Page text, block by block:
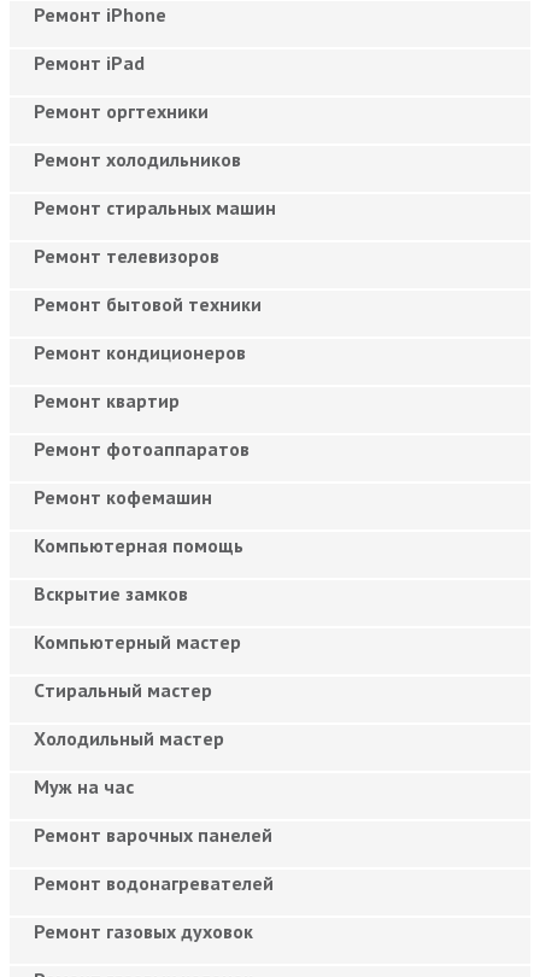
Ремонт iPhone
Ремонт iPad
Ремонт оргтехники
Ремонт холодильников
Ремонт стиральных машин
Ремонт телевизоров
Ремонт бытовой техники
Ремонт кондиционеров
Ремонт квартир
Ремонт фотоаппаратов
Ремонт кофемашин
Компьютерная помощь
Вскрытие замков
Компьютерный мастер
Cтиральный мастер
Холодильный мастер
Муж на час
Ремонт варочных панелей
Ремонт водонагревателей
Ремонт газовых духовок